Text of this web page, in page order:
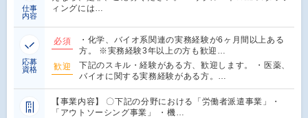
仕事
内容
ィングには…
応募
資格
必須
・化学、バイオ系関連の実務経験が6ヶ月間以上ある
方。 ※実務経験3年以上の方も歓迎…
歓迎
下記のスキル・経験がある方、歓迎します。 ・医薬、
バイオに関する実務経験がある方。…
【事業内容】 〇下記の分野における「労働者派遣事業」・
「アウトソーシング事業」 ・機…